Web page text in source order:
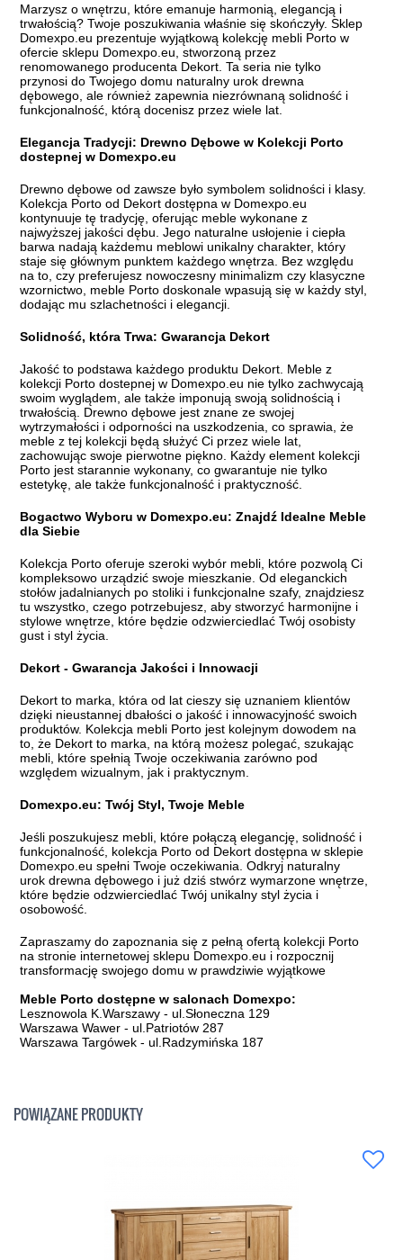
Marzysz o wnętrzu, które emanuje harmonią, elegancją i
trwałością? Twoje poszukiwania właśnie się skończyły. Sklep
Domexpo.eu prezentuje wyjątkową kolekcję mebli Porto w
ofercie sklepu Domexpo.eu, stworzoną przez
renomowanego producenta Dekort. Ta seria nie tylko
przynosi do Twojego domu naturalny urok drewna
dębowego, ale również zapewnia niezrównaną solidność i
funkcjonalność, którą docenisz przez wiele lat.
Elegancja Tradycji: Drewno Dębowe w Kolekcji Porto
dostepnej w Domexpo.eu
Drewno dębowe od zawsze było symbolem solidności i klasy.
Kolekcja Porto od Dekort dostępna w Domexpo.eu
kontynuuje tę tradycję, oferując meble wykonane z
najwyższej jakości dębu. Jego naturalne usłojenie i ciepła
barwa nadają każdemu meblowi unikalny charakter, który
staje się głównym punktem każdego wnętrza. Bez względu
na to, czy preferujesz nowoczesny minimalizm czy klasyczne
wzornictwo, meble Porto doskonale wpasują się w każdy styl,
dodając mu szlachetności i elegancji.
Solidność, która Trwa: Gwarancja Dekort
Jakość to podstawa każdego produktu Dekort. Meble z
kolekcji Porto dostepnej w Domexpo.eu nie tylko zachwycają
swoim wyglądem, ale także imponują swoją solidnością i
trwałością. Drewno dębowe jest znane ze swojej
wytrzymałości i odporności na uszkodzenia, co sprawia, że
meble z tej kolekcji będą służyć Ci przez wiele lat,
zachowując swoje pierwotne piękno. Każdy element kolekcji
Porto jest starannie wykonany, co gwarantuje nie tylko
estetykę, ale także funkcjonalność i praktyczność.
Bogactwo Wyboru w Domexpo.eu: Znajdź Idealne Meble
dla Siebie
Kolekcja Porto oferuje szeroki wybór mebli, które pozwolą Ci
kompleksowo urządzić swoje mieszkanie. Od eleganckich
stołów jadalnianych po stoliki i funkcjonalne szafy, znajdziesz
tu wszystko, czego potrzebujesz, aby stworzyć harmonijne i
stylowe wnętrze, które będzie odzwierciedlać Twój osobisty
gust i styl życia.
Dekort - Gwarancja Jakości i Innowacji
Dekort to marka, która od lat cieszy się uznaniem klientów
dzięki nieustannej dbałości o jakość i innowacyjność swoich
produktów. Kolekcja mebli Porto jest kolejnym dowodem na
to, że Dekort to marka, na którą możesz polegać, szukając
mebli, które spełnią Twoje oczekiwania zarówno pod
względem wizualnym, jak i praktycznym.
Domexpo.eu: Twój Styl, Twoje Meble
Jeśli poszukujesz mebli, które połączą elegancję, solidność i
funkcjonalność, kolekcja Porto od Dekort dostępna w sklepie
Domexpo.eu spełni Twoje oczekiwania. Odkryj naturalny
urok drewna dębowego i już dziś stwórz wymarzone wnętrze,
które będzie odzwierciedlać Twój unikalny styl życia i
osobowość.
Zapraszamy do zapoznania się z pełną ofertą kolekcji Porto
na stronie internetowej sklepu Domexpo.eu i rozpocznij
transformację swojego domu w prawdziwie wyjątkowe
Meble Porto dostępne w salonach Domexpo:
Lesznowola K.Warszawy - ul.Słoneczna 129
Warszawa Wawer - ul.Patriotów 287
Warszawa Targówek - ul.Radzymińska 187
POWIĄZANE PRODUKTY